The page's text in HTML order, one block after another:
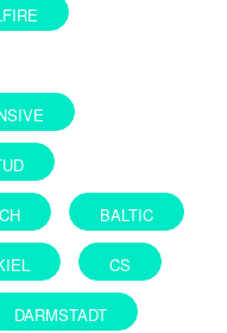
BALTIC
CS
DARMSTADT